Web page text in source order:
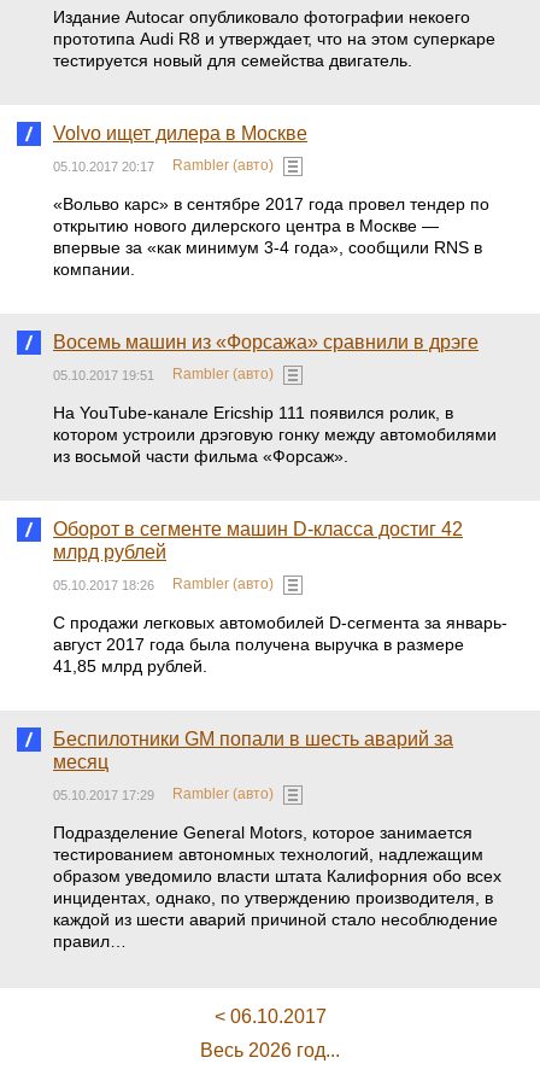
Издание Autocar опубликовало фотографии некоего
прототипа Audi R8 и утверждает, что на этом суперкаре
тестируется новый для семейства двигатель.
Volvo ищет дилера в Москве
05.10.2017 20:17 Rambler (авто)
«Вольво карс» в сентябре 2017 года провел тендер по
открытию нового дилерского центра в Москве —
впервые за «как минимум 3-4 года», сообщили RNS в
компании.
Восемь машин из «Форсажа» сравнили в дрэге
05.10.2017 19:51 Rambler (авто)
На YouTube-канале Ericship 111 появился ролик, в
котором устроили дрэговую гонку между автомобилями
из восьмой части фильма «Форсаж».
Оборот в сегменте машин D-класса достиг 42
млрд рублей
05.10.2017 18:26 Rambler (авто)
С продажи легковых автомобилей D-сегмента за январь-
август 2017 года была получена выручка в размере
41,85 млрд рублей.
Беспилотники GM попали в шесть аварий за
месяц
05.10.2017 17:29 Rambler (авто)
Подразделение General Motors, которое занимается
тестированием автономных технологий, надлежащим
образом уведомило власти штата Калифорния обо всех
инцидентах, однако, по утверждению производителя, в
каждой из шести аварий причиной стало несоблюдение
правил…
< 06.10.2017
Весь 2026 год...